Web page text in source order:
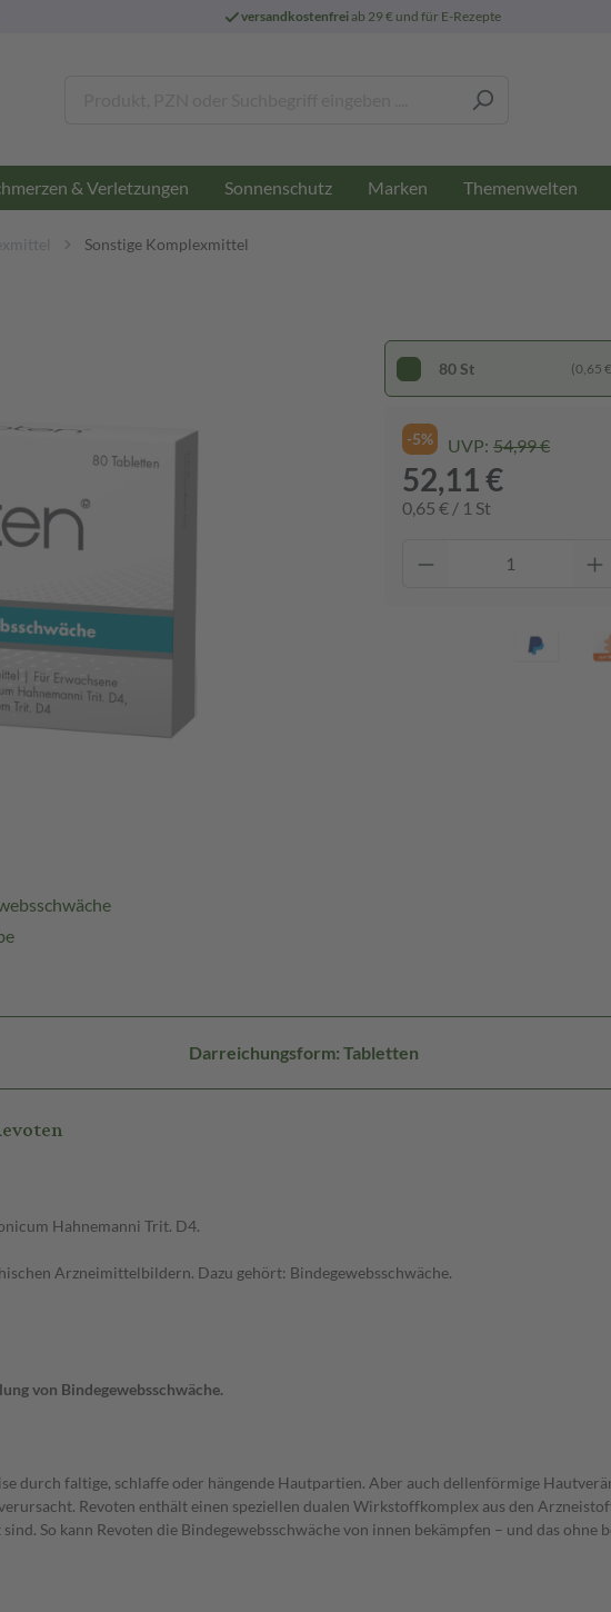
versandkostenfreiab 29 € und für E-Rezepte
& Verletzungen Sonnenschutz Marken Themenwelten
Sonstige Komplexmittel
80 St (0,65
-5% UVP: 54,99 €
52,11 €
0,65 € / 1 St
Darreichungsform: Tabletten
Hahnemanni Trit. D4.
Arzneimittelbildern. Dazu gehört: Bindegewebsschwäche.
von Bindegewebsschwäche.
durch faltige, schlaffe oder hängende Hautpartien. Aber auch dellenförmige
Revoten enthält einen speziellen dualen Wirkstoffkomplex aus den
So kann Revoten die Bindegewebsschwäche von innen bekämpfen – und das ohne